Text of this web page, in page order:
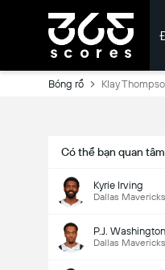
Bóng rổ Klay
Có thể bạn quan tâm
Kyrie Irving
Dallas Mavericks
P.J. Washington
Dallas Mavericks